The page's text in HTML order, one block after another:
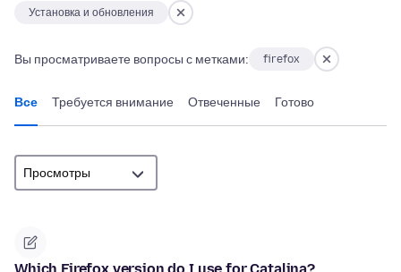
Установка и обновления
Вы просматриваете вопросы с метками: firefox
Все Требуется внимание Отвеченные Готово